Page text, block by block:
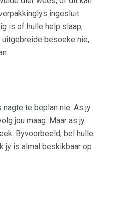
ingesluit
is of hulle help slaap,
besoeke nie,
te beplan nie. As jy
jou maag. Maar as jy
Byvoorbeeld, bel hulle
jy is almal beskikbaar op